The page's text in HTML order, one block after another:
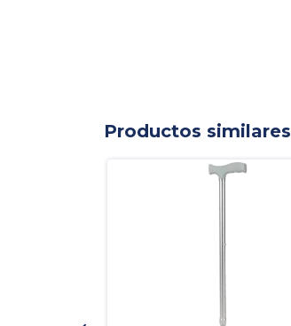
Productos similares